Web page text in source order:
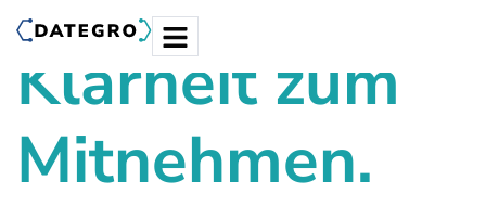
Klarheit zum
Mitnehmen.